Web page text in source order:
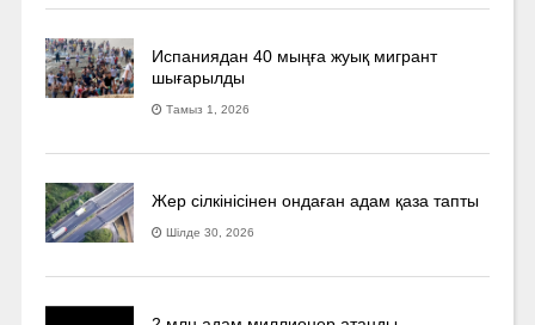
Испаниядан 40 мыңға жуық мигрант
шығарылды
Тамыз 1, 2026
Жер сілкінісінен ондаған адам қаза тапты
Шілде 30, 2026